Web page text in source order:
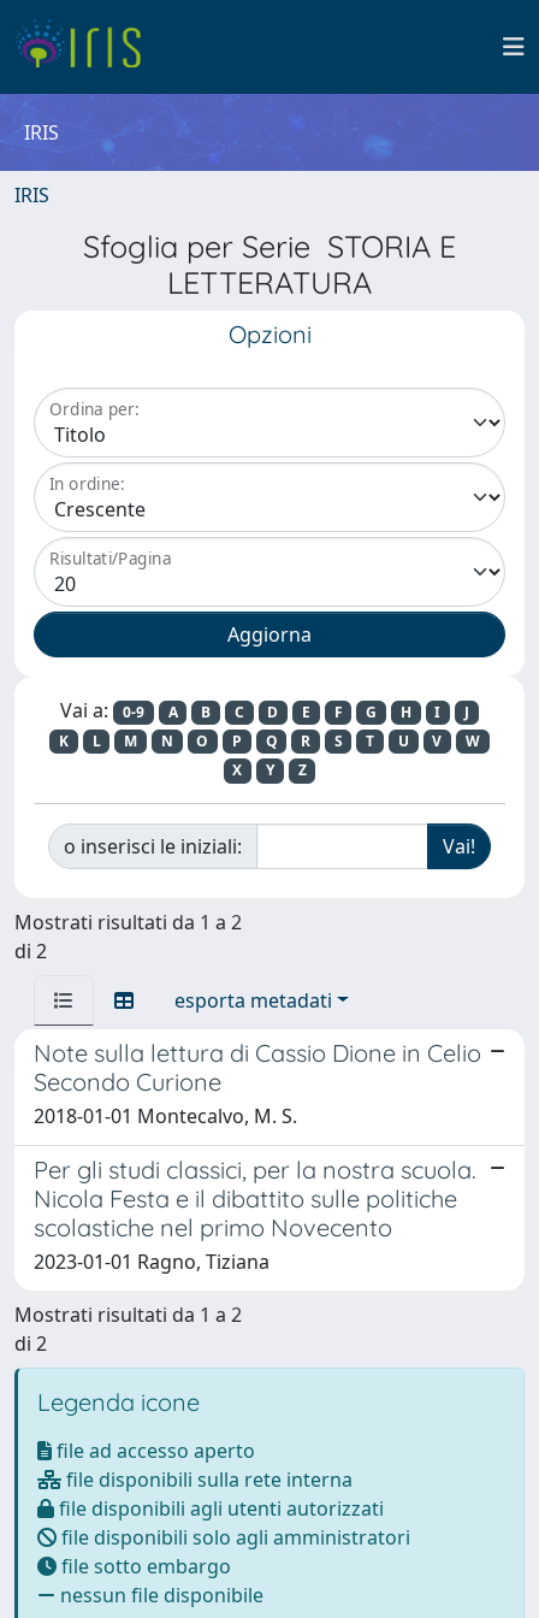
IRIS
IRIS
Sfoglia per Serie STORIA E
LETTERATURA
Opzioni
Ordina per:
In ordine:
Risultati/Pagina
Vai a: 0-9 A B C D E F G H I
J
K
L M N O P Q R S T U V
W
X
Y Z
o inserisci le iniziali:
Mostrati risultati da 1 a 2
di 2
esporta metadati
Note sulla lettura di Cassio Dione in Celio
Secondo Curione
2018-01-01 Montecalvo, M. S.
Per gli studi classici, per la nostra scuola.
Nicola Festa e il dibattito sulle politiche
scolastiche nel primo Novecento
2023-01-01 Ragno, Tiziana
Mostrati risultati da 1 a 2
di 2
Legenda icone
file ad accesso aperto
file disponibili sulla rete interna
file disponibili agli utenti autorizzati
file disponibili solo agli amministratori
file sotto embargo
nessun file disponibile